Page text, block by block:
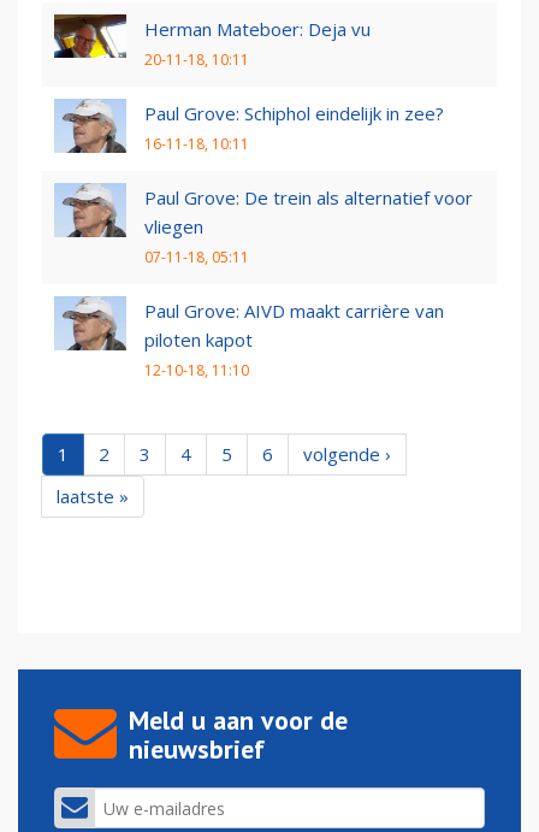
Herman Mateboer: Deja vu
20-11-18, 10:11
Paul Grove: Schiphol eindelijk in zee?
16-11-18, 10:11
Paul Grove: De trein als alternatief voor
vliegen
07-11-18, 05:11
Paul Grove: AIVD maakt carrière van
piloten kapot
12-10-18, 11:10
1 2 3 4 5 6
volgende ›
laatste »
Meld u aan voor de
nieuwsbrief